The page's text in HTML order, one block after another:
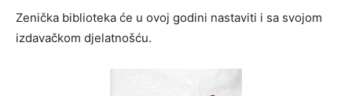
Zenička biblioteka će u ovoj godini nastaviti i sa svojom
izdavačkom djelatnošću.